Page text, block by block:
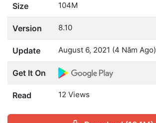
Size 104M
Version 8.10
Update August 6, 2021 (4 Năm Ago)
Get It On
Read 12 Views